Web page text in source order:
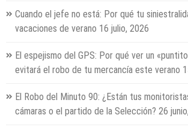
Cuando el jefe no está: Por qué tu
vacaciones de verano 16 julio, 2026
El espejismo del GPS: Por qué ver un
evitará el robo de tu mercancía este verano
El Robo del Minuto 90: ¿Están tus
cámaras o el partido de la Selección? 26